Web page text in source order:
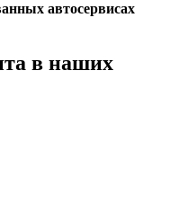
автосервисах
в наших